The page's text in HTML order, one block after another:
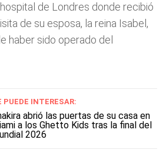
de Londres donde recibió
de su esposa, la reina Isabel,
haber sido operado del
PUEDE INTERESAR:
abrió las puertas de su casa en
a los Ghetto Kids tras la final del
2026